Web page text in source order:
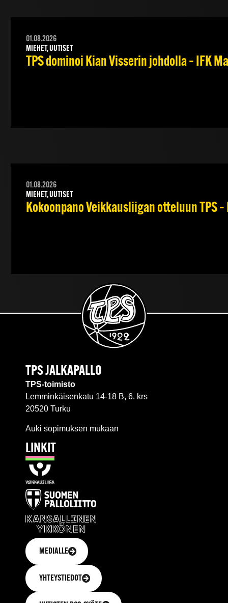
01.08.2026
MIEHET, UUTISET
TPS dominoi Kian Visserin johdolla – IFK
01.08.2026
MIEHET, UUTISET
Kokoonpano Veikkausliigan otteluun TPS
TPS JALKAPALLO
TPS-toimisto
Lemminkäisenkatu 14-18 B, 6. krs
20520 Turku
Auki sopimuksen mukaan
LINKIT
MEDIALLE
YHTEYSTIEDOT